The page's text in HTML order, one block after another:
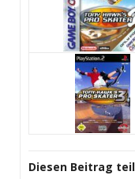
Diesen Beitrag